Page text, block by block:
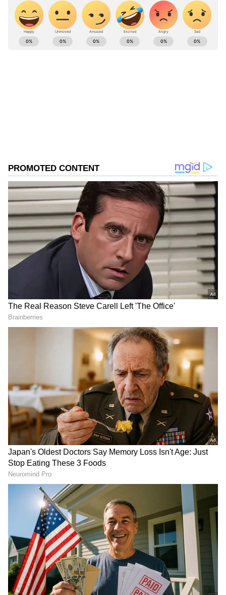
Related Articles
ಸಾರಿಗೆ ನೌಕರರಿಗೆ ಭರ್ಜರಿ ಸಿಹಿ ಸುದ್ದಿ: 26 ತಿಂಗಳ ವೇತನ
ಹಿಂಬಾಕಿ ಪಾವತಿಗೆ ₹450 ಕೋಟಿ ಬಿಡುಗಡೆ ಮಾಡಿದ
ಸರ್ಕಾರ!
ಶಾಲಾ ವಿದ್ಯಾರ್ಥಿಗಳಿಗೆ ಬಸ್ ಪಾಸ್ ಅವಧಿ ವಿಸ್ತರಣೆ
ಪ್ರಯಾಣ!
ಹಿಂಬಾಕಿ (Arrears):2025ರ ಏಪ್ರಿಲ್ 1 ರಿಂದ 2026ರ
ಜೂನ್ 30 ರವರೆಗಿನ ವೇತನ ಪರಿಷ್ಕರಣೆಯ ಹಿಂಬಾಕಿಯನ್ನು
ನಿಗಮಗಳ ಆರ್ಥಿಕ ಪರಿಸ್ಥಿತಿಗೆ ಅನುಗುಣವಾಗಿ ಹಂತ
ಹಂತವಾಗಿ ಪಾವತಿಸಲು ಸರ್ಕಾರ ಸೂಚಿಸಿದೆ.
ಅವಧಿ:ಈ ವೇತನ ಪರಿಷ್ಕರಣೆಯು ನಾಲ್ಕು ವರ್ಷಗಳ
ಅವಧಿಗೆ ಅಂದರೆ 2025ರ ಏಪ್ರಿಲ್ 1 ರಿಂದ 2029ರ ಮಾರ್ಚ್
ABOUT THE AUTHOR
DOWNLOAD APP
ಕರ್ನಾಟಕ, ಭಾರತ (India News) ಮತ್ತು ಜಗತ್ತಿನ
ಕ್ಷಣಕ್ಷಣದ ಕನ್ನಡ ಸುದ್ದಿ (Kannada News)
ಅಪ್ಡೇಟ್‌ಗಳಿಗಾಗಿ ಏಷ್ಯಾನೆಟ್ ಸುವರ್ಣ ನ್ಯೂಸ್‌ ಫಾಲೋ
ಮಾಡಿ. ಬ್ರೇಕಿಂಗ್ ಸುದ್ದಿ (
Latest Kannada News),
ವಿಶೇಷ ವರದಿಗಳು ಮತ್ತು ನೇರ ಪ್ರಸಾರಗಳೊಂದಿಗೆ
(kannada news live) ಸಂಪೂರ್ಣ ಮಾಹಿತಿ ಒಂದೇ
ಕ್ಲಿಕ್‌ನಲ್ಲಿ ಲಭ್ಯ. ಏಷ್ಯಾನೆಟ್ ಸುವರ್ಣ ನ್ಯೂಸ್ ಅಧಿಕೃತ
ಆ್ಯಪ್ ಡೌನ್‌ಲೋಡ್ ಮಾಡಿ ಹಾಗು ಎಲ್ಲಾ ಅಪ್‌ಡೇಟ್
ಗಳನ್ನು ಪಡೆಯಿರಿ